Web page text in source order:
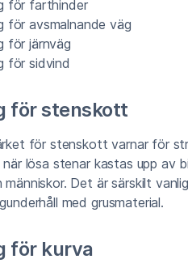
för farthinder
för avsmalnande väg
för järnväg
för sidvind
för stenskott
för stenskott varnar för
lösa stenar kastas upp av
Det är särskilt
med grusmaterial.
för kurva